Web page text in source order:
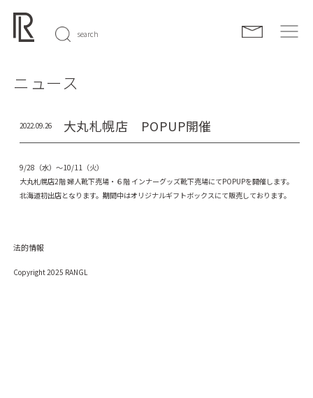
search
ニュース
2022.09.26 大丸札幌店 POPUP開催
9/28（水）～10/11（火）
大丸札幌店2階 婦人靴下売場・６階 インナーグッズ靴下売場にてPOPUPを開催します。
北海道初出店となります。期間中はオリジナルギフトボックスにて販売しております。
法的情報
Copyright 2025 RANGL